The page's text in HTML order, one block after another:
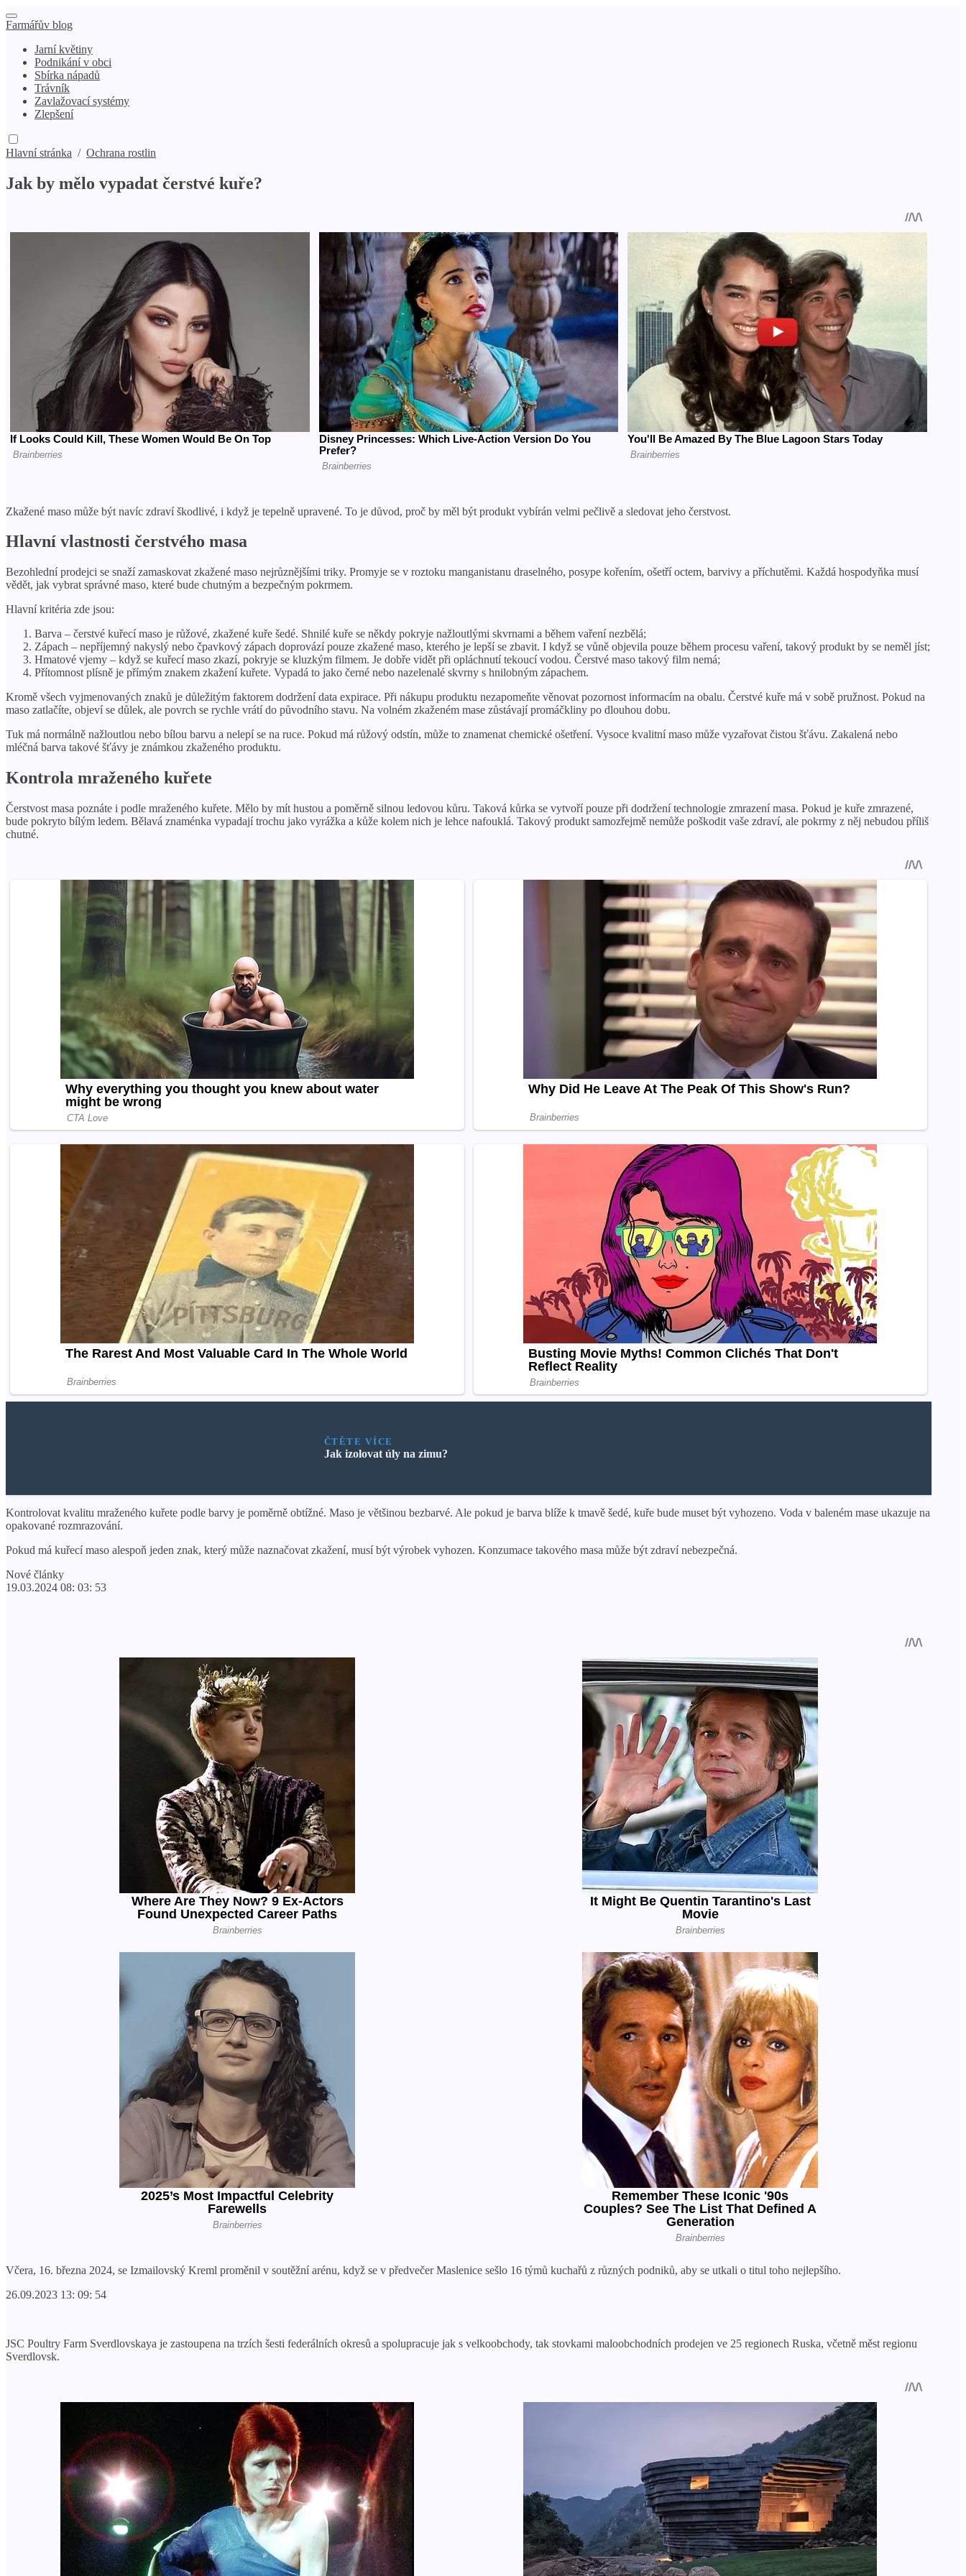
Farmářův blog
Jarní květiny
Podnikání v obci
Sbírka nápadů
Trávník
Zavlažovací systémy
Zlepšení
Hlavní stránka / Ochrana rostlin
Jak by mělo vypadat čerstvé kuře?
Zkažené maso může být navíc zdraví škodlivé, i když je tepelně upravené. To je důvod, proč by měl být produkt vybírán velmi pečlivě a sledovat jeho čerstvost.
Hlavní vlastnosti čerstvého masa
Bezohlední prodejci se snaží zamaskovat zkažené maso nejrůznějšími triky. Promyje se v roztoku manganistanu draselného, ​​posype kořením, ošetří octem, barvivy a příchutěmi. Každá hospodyňka musí
vědět, jak vybrat správné maso, které bude chutným a bezpečným pokrmem.
Hlavní kritéria zde jsou:
Barva – čerstvé kuřecí maso je růžové, zkažené kuře šedé. Shnilé kuře se někdy pokryje nažloutlými skvrnami a během vaření nezbělá;
Zápach – nepříjemný nakyslý nebo čpavkový zápach doprovází pouze zkažené maso, kterého je lepší se zbavit. I když se vůně objevila pouze během procesu vaření, takový produkt by se neměl jíst;
Hmatové vjemy – když se kuřecí maso zkazí, pokryje se kluzkým filmem. Je dobře vidět při opláchnutí tekoucí vodou. Čerstvé maso takový film nemá;
Přítomnost plísně je přímým znakem zkažení kuřete. Vypadá to jako černé nebo nazelenalé skvrny s hnilobným zápachem.
Kromě všech vyjmenovaných znaků je důležitým faktorem dodržení data expirace. Při nákupu produktu nezapomeňte věnovat pozornost informacím na obalu. Čerstvé kuře má v sobě pružnost. Pokud na
maso zatlačíte, objeví se důlek, ale povrch se rychle vrátí do původního stavu. Na volném zkaženém mase zůstávají promáčkliny po dlouhou dobu.
Tuk má normálně nažloutlou nebo bílou barvu a nelepí se na ruce. Pokud má růžový odstín, může to znamenat chemické ošetření. Vysoce kvalitní maso může vyzařovat čistou šťávu. Zakalená nebo
mléčná barva takové šťávy je známkou zkaženého produktu.
Kontrola mraženého kuřete
Čerstvost masa poznáte i podle mraženého kuřete. Mělo by mít hustou a poměrně silnou ledovou kůru. Taková kůrka se vytvoří pouze při dodržení technologie zmrazení masa. Pokud je kuře zmrazené,
bude pokryto bílým ledem. Bělavá znaménka vypadají trochu jako vyrážka a kůže kolem nich je lehce nafouklá. Takový produkt samozřejmě nemůže poškodit vaše zdraví, ale pokrmy z něj nebudou příliš
chutné.
ČTĚTE VÍCE
Jak izolovat úly na zimu?
Kontrolovat kvalitu mraženého kuřete podle barvy je poměrně obtížné. Maso je většinou bezbarvé. Ale pokud je barva blíže k tmavě šedé, kuře bude muset být vyhozeno. Voda v baleném mase ukazuje na
opakované rozmrazování.
Pokud má kuřecí maso alespoň jeden znak, který může naznačovat zkažení, musí být výrobek vyhozen. Konzumace takového masa může být zdraví nebezpečná.
Nové články
19.03.2024 08: 03: 53
Včera, 16. března 2024, se Izmailovský Kreml proměnil v soutěžní arénu, když se v předvečer Maslenice sešlo 16 týmů kuchařů z různých podniků, aby se utkali o titul toho nejlepšího.
26.09.2023 13: 09: 54
JSC Poultry Farm Sverdlovskaya je zastoupena na trzích šesti federálních okresů a spolupracuje jak s velkoobchody, tak stovkami maloobchodních prodejen ve 25 regionech Ruska, včetně měst regionu
Sverdlovsk.